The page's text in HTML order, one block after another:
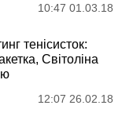
10:47 01.03.18
тенісисток:
Світоліна
12:07 26.02.18